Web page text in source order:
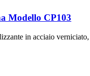
Modello CP103
in acciaio